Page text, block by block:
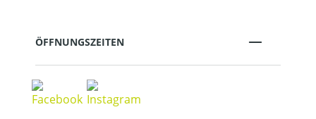
ÖFFNUNGSZEITEN